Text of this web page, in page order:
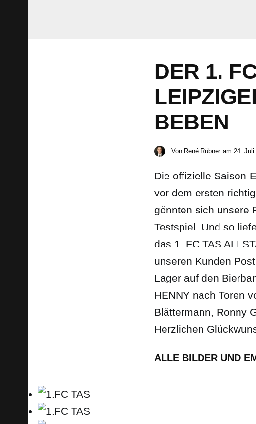
DER 1.
BEBEN
Von René Rübner am 24. Juli
Die offizielle Saison-
vor dem ersten
gönnten sich unsere
Testspiel. Und so
das 1. FC TAS
unseren Kunden
Lager auf den
HENNY nach Toren
Blättermann, Ronny
Herzlichen
ALLE BILDER UND